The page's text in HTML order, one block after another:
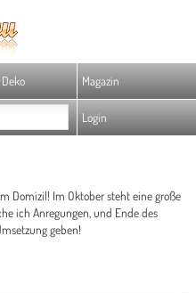
Magazin
Login
Domizil! Im Oktober steht eine große
ich Anregungen, und Ende des
geben!